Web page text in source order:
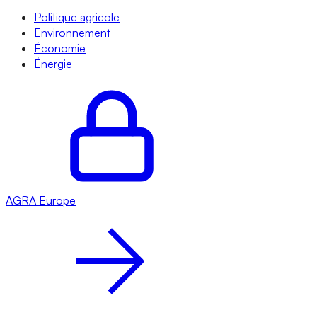
Politique agricole
Environnement
Économie
Énergie
AGRA Europe